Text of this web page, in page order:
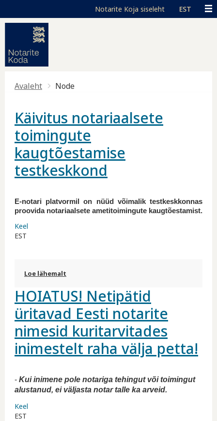
EST
Avaleht Node
Käivitus notariaalsete
toimingute
kaugtõestamise
testkeskkond
E-notari platvormil on nüüd võimalik testkeskkonnas
proovida notariaalsete ametitoimingute kaugtõestamist.
Keel
EST
Loe lähemalt
HOIATUS! Netipätid
üritavad Eesti notarite
nimesid kuritarvitades
inimestelt raha välja petta!
- Kui inimene pole notariga tehingut või toimingut
alustanud, ei väljasta notar talle ka arveid.
Keel
EST